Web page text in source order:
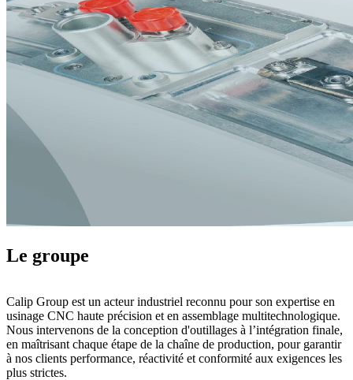
Le groupe
Calip Group est un acteur industriel reconnu pour son expertise en
usinage CNC haute précision et en assemblage multitechnologique.
Nous intervenons de la conception d'outillages à l’intégration finale,
en maîtrisant chaque étape de la chaîne de production, pour garantir
à nos clients performance, réactivité et conformité aux exigences les
plus strictes.